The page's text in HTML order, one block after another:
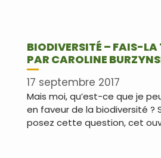
BIODIVERSITÉ – FAIS-
PAR CAROLINE
17 septembre 2017
Mais moi, qu’est-ce que je
en faveur de la biodiversité ?
posez cette question, cet